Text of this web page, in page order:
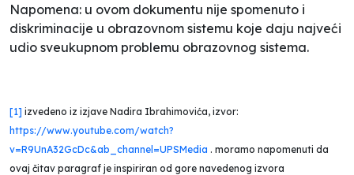
Napomena: u ovom dokumentu nije spomenuto i
diskriminacije u obrazovnom sistemu koje daju najveći
udio sveukupnom problemu obrazovnog sistema.
[1] izvedeno iz izjave Nadira Ibrahimovića, izvor:
https://www.youtube.com/watch?
v=R9UnA32GcDc&ab_channel=UPSMedia . moramo napomenuti da
ovaj čitav paragraf je inspiriran od gore navedenog izvora